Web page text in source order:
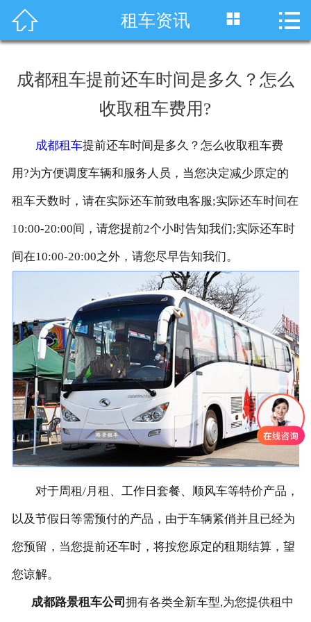
 首页
川藏线租车
租车资讯
租车价格
成功案例
关于我们
联系我们
 租车资讯  
成都租车提前还车时间是多久？怎么
收取租车费用?
成都租车提前还车时间是多久？怎么收取租车费
用?为方便调度车辆和服务人员，当您决定减少原定的
租车天数时，请在实际还车前致电客服;实际还车时间在
10:00-20:00间，请您提前2个小时告知我们;实际还车时
间在10:00-20:00之外，请您尽早告知我们。
对于周租/月租、工作日套餐、顺风车等特价产品，
以及节假日等需预付的产品，由于车辆紧俏并且已经为
您预留，当您提前还车时，将按您原定的租期结算，望
您谅解。
成都路景租车公司 拥有各类全新车型,为您提供租中